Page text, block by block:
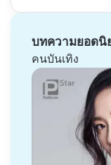
บทความยอดนิ
คนบันเทิง